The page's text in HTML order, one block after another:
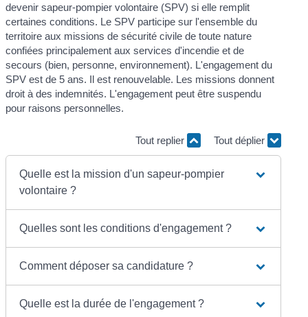
devenir sapeur-pompier volontaire (SPV) si elle remplit
certaines conditions. Le SPV participe sur l'ensemble du
territoire aux missions de sécurité civile de toute nature
confiées principalement aux services d'incendie et de
secours (bien, personne, environnement). L'engagement du
SPV est de 5 ans. Il est renouvelable. Les missions donnent
droit à des indemnités. L'engagement peut être suspendu
pour raisons personnelles.
Tout replier Tout déplier
Quelle est la mission d'un sapeur-pompier
volontaire ?
Quelles sont les conditions d'engagement ?
Comment déposer sa candidature ?
Quelle est la durée de l'engagement ?